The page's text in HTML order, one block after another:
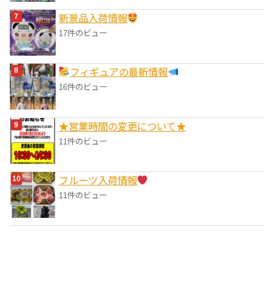
‎新景品入荷情報
17件のビュー
フィギュアの最新情報
16件のビュー
★営業時間の変更について★
11件のビュー
フルーツ入荷情報
11件のビュー